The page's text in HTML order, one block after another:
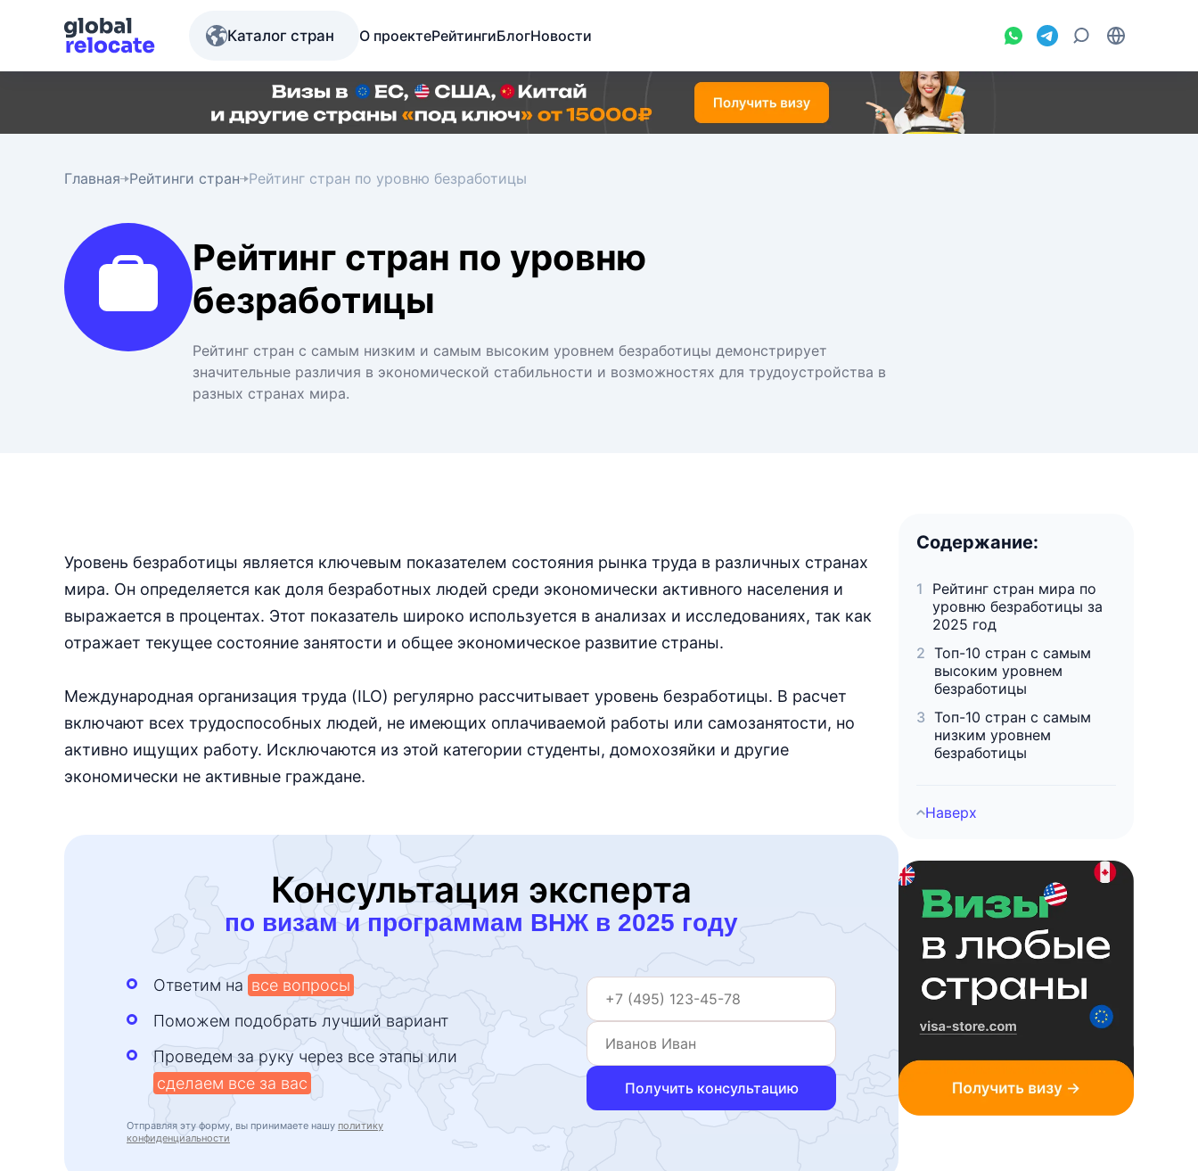
Каталог стран О проектеРейтингиБлогНовости
Главная Рейтинги стран Рейтинг стран по уровню безработицы
Рейтинг стран по уровню
безработицы
Рейтинг стран с самым низким и самым высоким уровнем безработицы демонстрирует
значительные различия в экономической стабильности и возможностях для трудоустройства в
разных странах мира.
Уровень безработицы является ключевым показателем состояния рынка труда в различных странах
мира. Он определяется как доля безработных людей среди экономически активного населения и
выражается в процентах. Этот показатель широко используется в анализах и исследованиях, так как
отражает текущее состояние занятости и общее экономическое развитие страны.
Международная организация труда (ILO) регулярно рассчитывает уровень безработицы. В расчет
включают всех трудоспособных людей, не имеющих оплачиваемой работы или самозанятости, но
активно ищущих работу. Исключаются из этой категории студенты, домохозяйки и другие
экономически не активные граждане.
Консультация эксперта
по визам и программам ВНЖ в 2025 году
Ответим на все вопросы
Поможем подобрать лучший вариант
Проведем за руку через все этапы или
сделаем все за вас
Получить консультацию
Отправляя эту форму, вы принимаете нашу политику
конфиденциальности
Содержание:
Рейтинг стран мира по
уровню безработицы за
2025 год
Топ-10 стран с самым
высоким уровнем
безработицы
Топ-10 стран с самым
низким уровнем
безработицы
Наверх